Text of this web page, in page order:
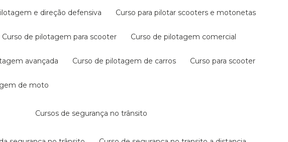
e direção defensiva curso para pilotar scooters e motonetas
curso de pilotagem para scooter curso de pilotagem comercial
avançada curso de pilotagem de carros curso para scooter
de moto
cursos de segurança no trânsito